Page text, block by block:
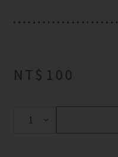
NT$ 100